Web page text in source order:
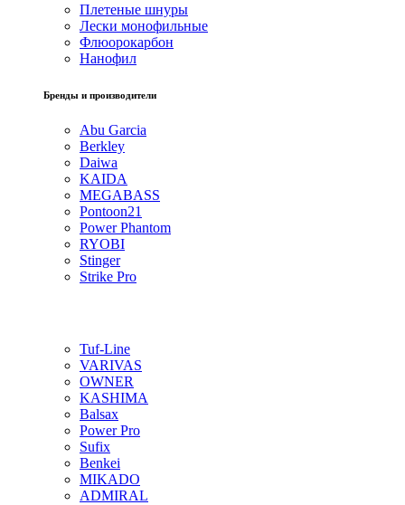
Плетеные шнуры
Лески монофильные
Флюорокарбон
Нанофил
Бренды и производители
Abu Garcia
Berkley
Daiwa
KAIDA
MEGABASS
Pontoon21
Power Phantom
RYOBI
Stinger
Strike Pro
Tuf-Line
VARIVAS
OWNER
KASHIMA
Balsax
Power Pro
Sufix
Benkei
MIKADO
ADMIRAL